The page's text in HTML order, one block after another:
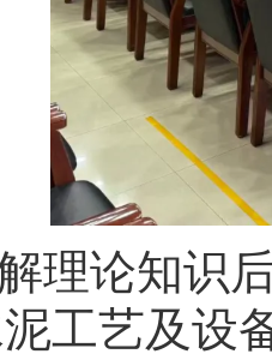
理论知识
工艺及设